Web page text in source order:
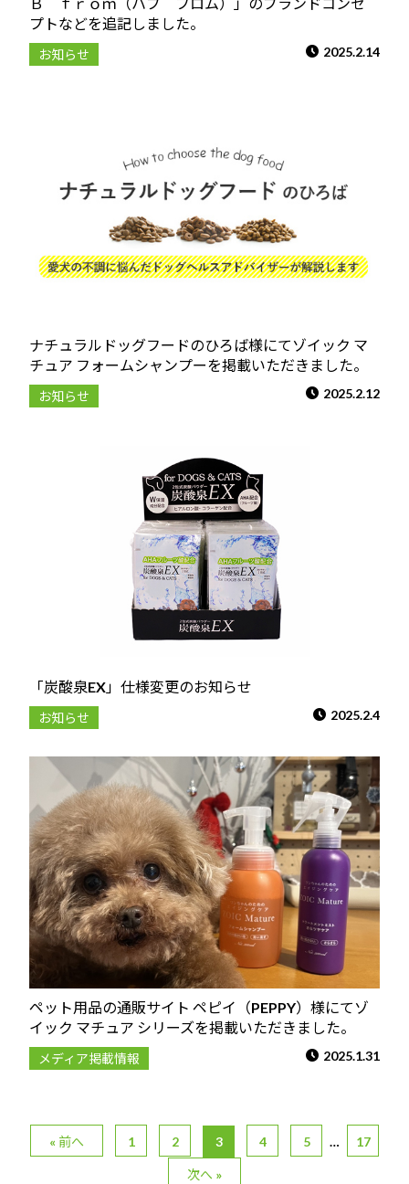
Ｂ ｆｒｏｍ（ハブ フロム）」のブランドコンセ
プトなどを追記しました。
お知らせ 2025.2.14
ナチュラルドッグフードのひろば様にてゾイック マ
チュア フォームシャンプーを掲載いただきました。
お知らせ 2025.2.12
「炭酸泉EX」仕様変更のお知らせ
お知らせ 2025.2.4
ペット用品の通販サイト ペピイ（PEPPY）様にてゾ
イック マチュア シリーズを掲載いただきました。
メディア掲載情報 2025.1.31
« 前へ 1 2 3 4 5 … 17
次へ »